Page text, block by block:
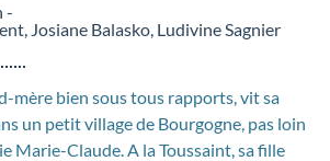
-
Josiane Balasko, Ludivine Sagnier
mère bien sous tous rapports, vit sa
un petit village de Bourgogne, pas loin
Marie-Claude. A la Toussaint, sa fille